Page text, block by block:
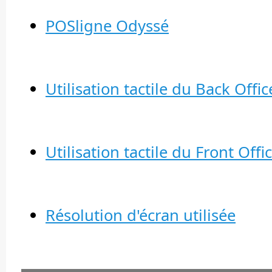
POSligne Odyssé
Utilisation tactile du Back
Utilisation tactile du Front
Résolution d'écran utilisée